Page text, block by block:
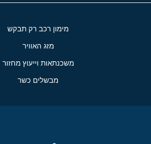
מימון רכב רק תבקש
מזג האוויר
משכנתאות וייעוץ מחזור
מבשלים כשר